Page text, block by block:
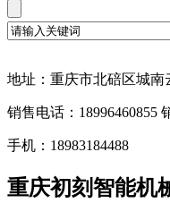
地址：重庆市北碚区城南
销售电话：18996460855
手机：18983184488
重庆初刻智能机